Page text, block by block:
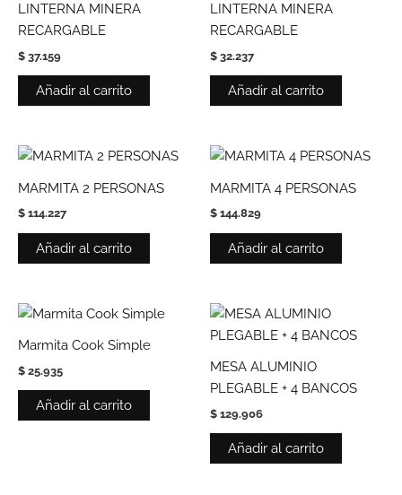
LINTERNA MINERA
RECARGABLE
$ 37.159
Añadir al carrito
LINTERNA MINERA
RECARGABLE
$ 32.237
Añadir al carrito
MARMITA 2 PERSONAS
$ 114.227
Añadir al carrito
MARMITA 4 PERSONAS
$ 144.829
Añadir al carrito
Marmita Cook Simple
$ 25.935
Añadir al carrito
MESA ALUMINIO
PLEGABLE + 4 BANCOS
$ 129.906
Añadir al carrito